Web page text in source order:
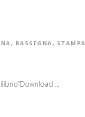
, RASSEGNA , STAMPA
...